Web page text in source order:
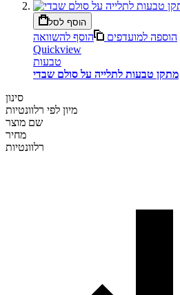
הוסף לסל
הוספה למועדפים
הוסף להשוואה
Quickview
טבעות
מתקן טבעות לתלייה על סולם שבדי
סינון
מיון לפי רלוונטיות
שם מוצר
מחיר
רלוונטיות